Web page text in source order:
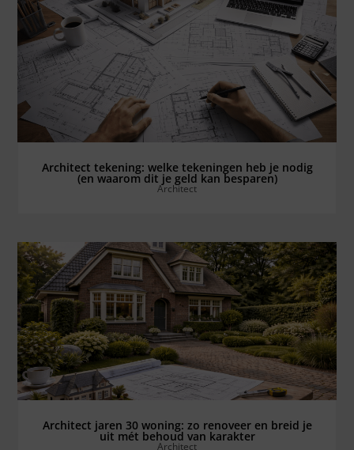
Bekijk alles ⟶
Architect tekening: welke tekeningen heb je nodig
(en waarom dit je geld kan besparen)
Architect
Bekijk alles ⟶
Architect jaren 30 woning: zo renoveer en breid je
uit mét behoud van karakter
Architect